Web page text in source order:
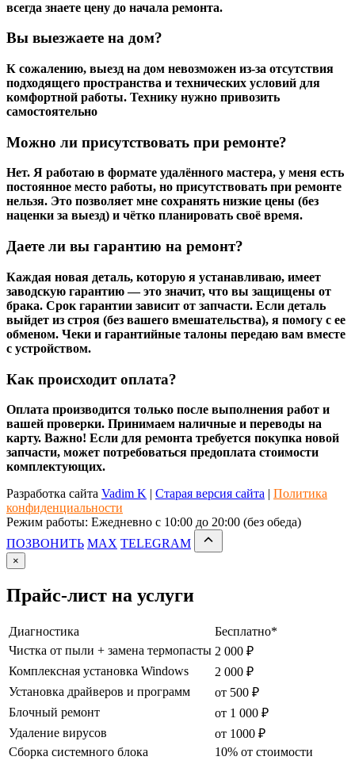
всегда знаете цену до начала ремонта.
Вы выезжаете на дом?
К сожалению, выезд на дом невозможен из-за отсутствия
подходящего пространства и технических условий для
комфортной работы. Технику нужно привозить
самостоятельно
Можно ли присутствовать при ремонте?
Нет. Я работаю в формате удалённого мастера, у меня есть
постоянное место работы, но присутствовать при ремонте
нельзя. Это позволяет мне сохранять низкие цены (без
наценки за выезд) и чётко планировать своё время.
Даете ли вы гарантию на ремонт?
Каждая новая деталь, которую я устанавливаю, имеет
заводскую гарантию — это значит, что вы защищены от
брака. Срок гарантии зависит от запчасти. Если деталь
выйдет из строя (без вашего вмешательства), я помогу с ее
обменом. Чеки и гарантийные талоны передаю вам вместе
с устройством.
Как происходит оплата?
Оплата производится только после выполнения работ и
вашей проверки. Принимаем наличные и переводы на
карту. Важно! Если для ремонта требуется покупка новой
запчасти, может потребоваться предоплата стоимости
комплектующих.
Разработка сайта Vadim K | Старая версия сайта | Политика
конфиденциальности
Режим работы: Ежедневно с 10:00 до 20:00 (без обеда)
ПОЗВОНИТЬ MAX TELEGRAM
×
Прайс-лист на услуги
Диагностика
Бесплатно*
Чистка от пыли + замена термопасты 2 000 ₽
Комплексная установка Windows
2 000 ₽
Установка драйверов и программ
от 500 ₽
Блочный ремонт
от 1 000 ₽
Удаление вирусов
от 1000 ₽
Сборка системного блока
10% от стоимости